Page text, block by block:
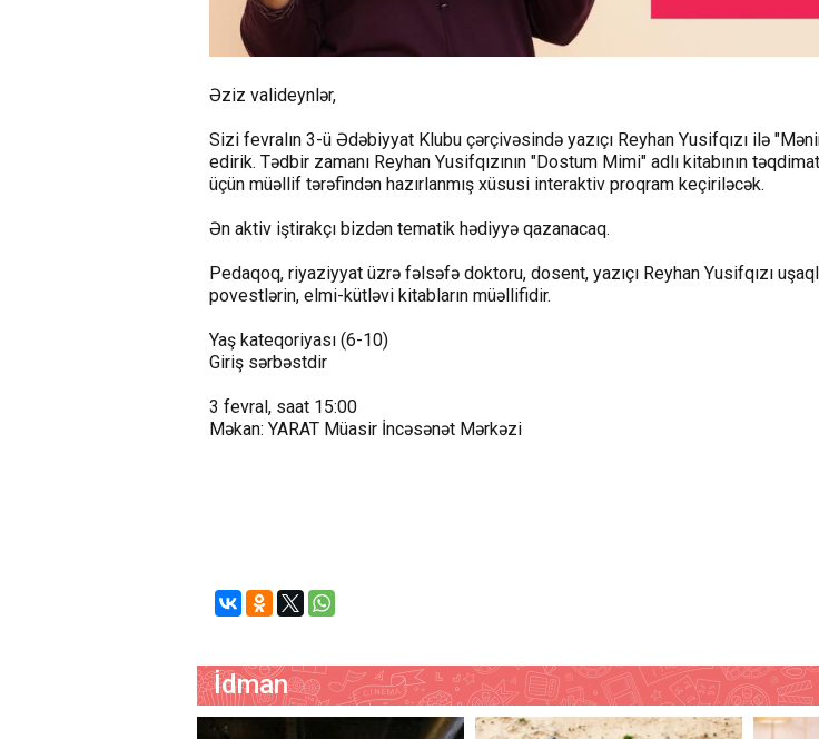
Əziz valideynlər,
Sizi fevralın 3-ü Ədəbiyyat Klubu çərçivəsində yazıçı Reyhan Yusifqızı ilə
edirik. Tədbir zamanı Reyhan Yusifqızının "Dostum Mimi" adlı kitabının
üçün müəllif tərəfindən hazırlanmış xüsusi interaktiv proqram keçiriləcək.
Ən aktiv iştirakçı bizdən tematik hədiyyə qazanacaq.
Pedaqoq, riyaziyyat üzrə fəlsəfə doktoru, dosent, yazıçı Reyhan Yusifqızı
povestlərin, elmi-kütləvi kitabların müəllifidir.
Yaş kateqoriyası (6-10)
Giriş sərbəstdir
3 fevral, saat 15:00
Məkan: YARAT Müasir İncəsənət Mərkəzi
İdman